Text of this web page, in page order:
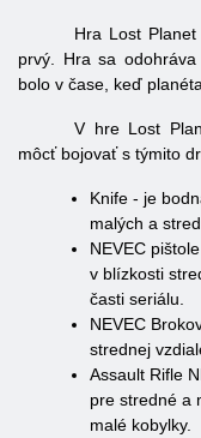
Hra Lost
prvý. Hra sa
bolo v čase, keď
V hre Lost
môcť bojovať s týmito
Knife - je
malých a
NEVEC
v blízkosti
časti seriálu.
NEVEC
strednej
Assault Rifle
pre stredné a
malé kobylky.